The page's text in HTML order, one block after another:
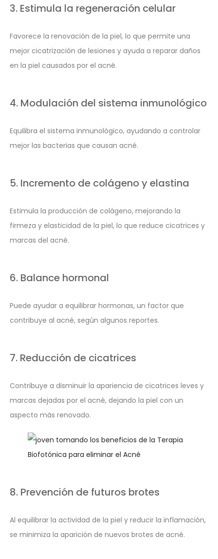
3. Estimula la regeneración celular
Favorece la renovación de la piel, lo que permite una
mejor cicatrización de lesiones y ayuda a reparar daños
en la piel causados por el acné.
4. Modulación del sistema inmunológico
Equilibra el sistema inmunológico, ayudando a controlar
mejor las bacterias que causan acné.
5. Incremento de colágeno y elastina
Estimula la producción de colágeno, mejorando la
firmeza y elasticidad de la piel, lo que reduce cicatrices y
marcas del acné.
6. Balance hormonal
Puede ayudar a equilibrar hormonas, un factor que
contribuye al acné, según algunos reportes.
7. Reducción de cicatrices
Contribuye a disminuir la apariencia de cicatrices leves y
marcas dejadas por el acné, dejando la piel con un
aspecto más renovado.
8. Prevención de futuros brotes
Al equilibrar la actividad de la piel y reducir la inflamación,
se minimiza la aparición de nuevos brotes de acné.